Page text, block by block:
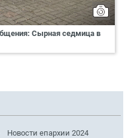
Сырная седмица в
Новости епархии 2024